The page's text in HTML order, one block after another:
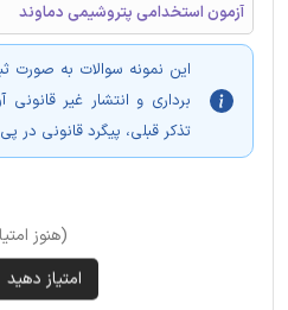
آزمون استخدامی پتروشیمی دماوند
این نمونه سوالات به
برداری و انتشار غیر
تذکر قبلی، پیگرد قانونی در
(هنوز